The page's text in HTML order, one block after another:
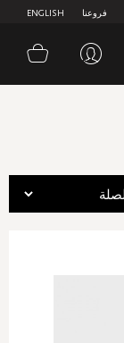
ENGLISH فروعنا
سلة